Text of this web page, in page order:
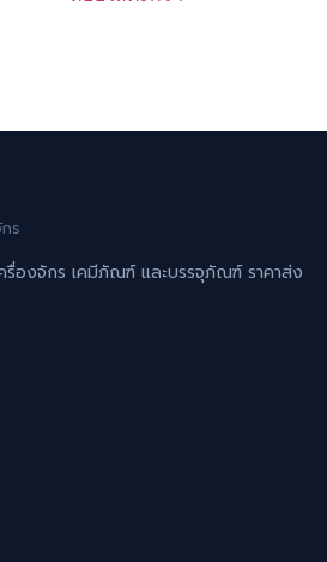
ร
รื่องจักร เคมีภัณฑ์ และบรรจุภัณฑ์ ราคาส่ง